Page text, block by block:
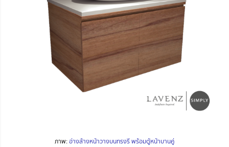
ภาพ:อ่างล้างหน้าวางบนทรงรี พร้อมตู้หน้าบานคู่